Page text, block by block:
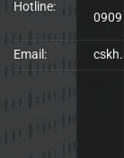
Hotline:
0909
Email: